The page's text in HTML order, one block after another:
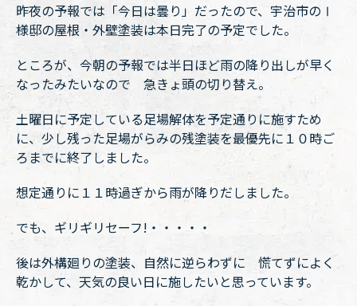
昨夜の予報では「今日は曇り」だったので、宇治市のⅠ
様邸の屋根・外壁塗装は本日完了の予定でした。
ところが、今朝の予報では半日ほど雨の降り出しが早く
なったみたいなので 急きょ頭の切り替え。
土曜日に予定している足場解体を予定通りに施すため
に、少し残った足場がらみの残塗装を最優先に１０時ご
ろまでに終了しました。
想定通りに１１時過ぎから雨が降りだしました。
でも、ギリギリセーフ!・・・・・
後は外構廻りの塗装、自然に逆らわずに 慌てずによく
乾かして、天気の良い日に施したいと思っています。